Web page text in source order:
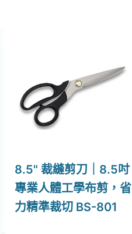
8.5" 裁縫剪刀｜8.5吋
專業人體工學布剪，省
力精準裁切 BS-801